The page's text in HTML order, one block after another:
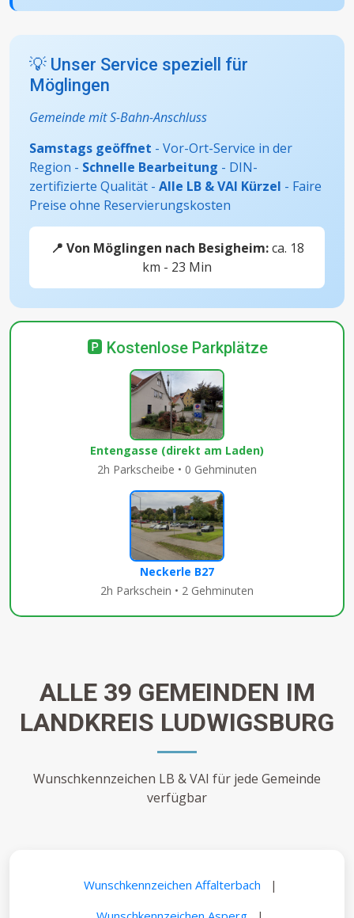
💡 Unser Service speziell für
Möglingen
Gemeinde mit S-Bahn-Anschluss
Samstags geöffnet - Vor-Ort-Service in der
Region - Schnelle Bearbeitung - DIN-
zertifizierte Qualität - Alle LB & VAI Kürzel - Faire
Preise ohne Reservierungskosten
📍 Von Möglingen nach Besigheim:ca. 18
km - 23 Min
🅿️ Kostenlose Parkplätze
Entengasse (direkt am Laden)
2h Parkscheibe • 0 Gehminuten
Neckerle B27
2h Parkschein • 2 Gehminuten
ALLE 39 GEMEINDEN IM
LANDKREIS LUDWIGSBURG
Wunschkennzeichen LB & VAI für jede Gemeinde
verfügbar
Wunschkennzeichen Affalterbach
|